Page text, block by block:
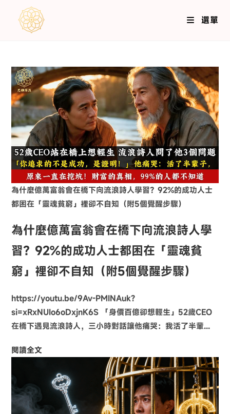
選單
為什麼億萬富翁會在橋下向流浪詩人學習？92%的成功人士
都困在「靈魂貧窮」裡卻不自知（附5個覺醒步驟）
為什麼億萬富翁會在橋下向流浪詩人學
習？92%的成功人士都困在「靈魂貧
窮」裡卻不自知（附5個覺醒步驟）
https://youtu.be/9Av-PMINAuk?
si=xRxNUIo6oDxjnK6S 「身價百億卻想輕生」52歲CEO
在橋下遇見流浪詩人，三小時對話讓他痛哭：我活了半輩...
閱讀全文